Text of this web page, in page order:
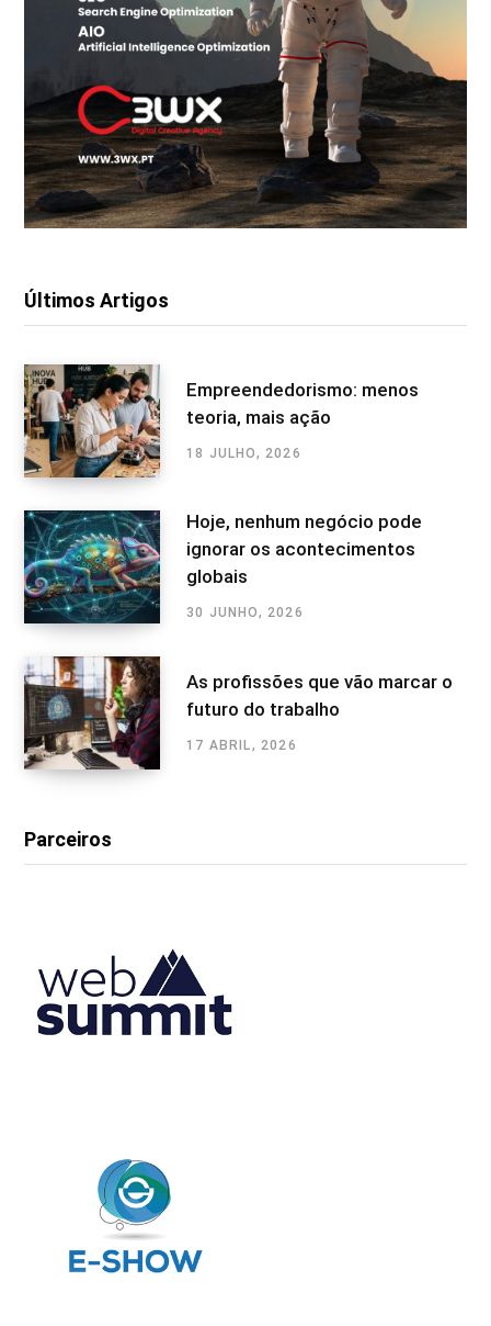
Últimos Artigos
Empreendedorismo: menos
teoria, mais ação
18 JULHO, 2026
Hoje, nenhum negócio pode
ignorar os acontecimentos
globais
30 JUNHO, 2026
As profissões que vão marcar o
futuro do trabalho
17 ABRIL, 2026
Parceiros